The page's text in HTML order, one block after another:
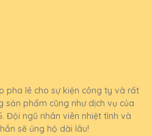
pha lê cho sự kiện công ty và rất
sản phẩm cũng như dịch vụ của
Đội ngũ nhân viên nhiệt tình và
sẽ ủng hộ dài lâu!